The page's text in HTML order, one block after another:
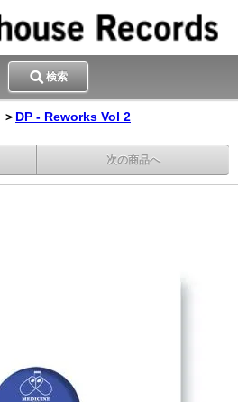
検索
＞ DP - Reworks Vol 2
次の商品へ